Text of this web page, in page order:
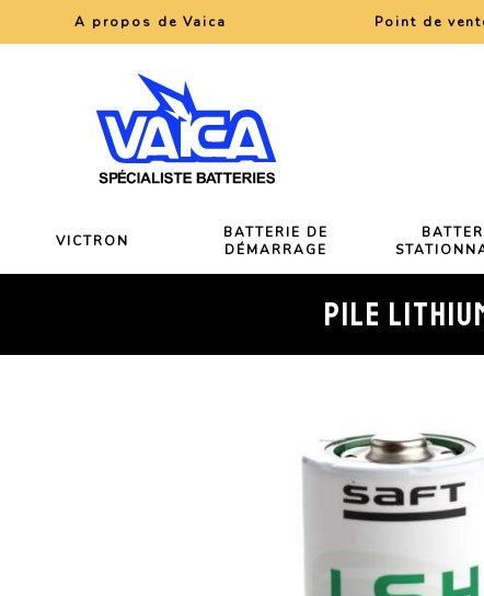
A propos de Vaica Point de
VICTRON
BATTERIE DE
DÉMARRAGE
PILE